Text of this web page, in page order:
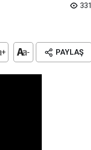
331
+ - PAYLAŞ